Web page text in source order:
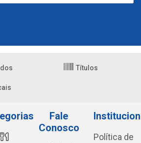
Títulos
Fale
Conosco
Política de